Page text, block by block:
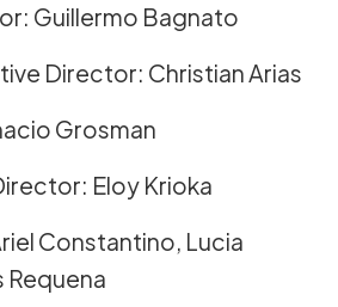
Guillermo Bagnato
Director: Christian Arias
Grosman
Eloy Krioka
Constantino, Lucia
Requena